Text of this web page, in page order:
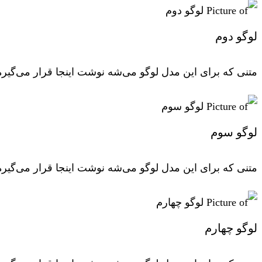
لوگو دوم
متنی که برای این مدل لوگو می‌شه نوشت اینجا قرار
لوگو سوم
متنی که برای این مدل لوگو می‌شه نوشت اینجا قرار
لوگو چهارم